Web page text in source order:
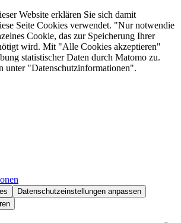
Website erklären Sie sich damit
Seite Cookies verwendet. "Nur notwendie
Cookie, das zur Speicherung Ihrer
wird. Mit "Alle Cookies akzeptieren"
statistischer Daten durch Matomo zu.
unter "Datenschutzinformationen".
Datenschutzeinstellungen anpassen